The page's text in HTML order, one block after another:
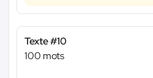
Texte #10
100 mots